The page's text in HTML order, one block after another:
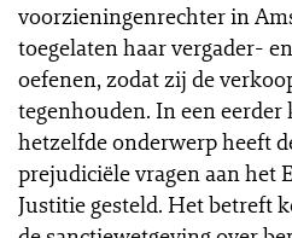
voorzieningenrechter in
toegelaten haar vergader-
oefenen, zodat zij de
tegenhouden. In een eerder
hetzelfde onderwerp heeft
prejudiciële vragen aan het
Justitie gesteld. Het betreft